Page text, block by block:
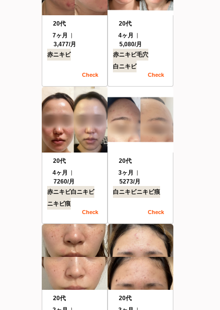
20代
7ヶ月
3,477/月
赤ニキビ
Check
20代
4ヶ月
5,080/月
赤ニキビ毛穴
白ニキビ
Check
20代
4ヶ月
7260/月
赤ニキビ白ニキビ
ニキビ痕
Check
20代
3ヶ月
5273/月
白ニキビニキビ痕
Check
20代
20代